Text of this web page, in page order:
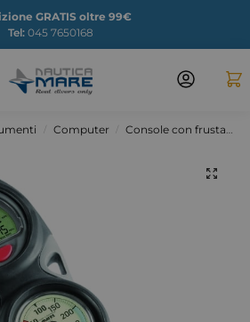
GRATIS oltre 99€
Tel: 045 7650168
Computer Console con frusta